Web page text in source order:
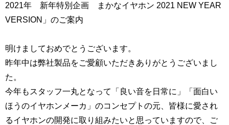
2021年 新年特別企画 まかなイヤホン 2021 NEW YEAR
VERSION」のご案内
明けましておめでとうございます。
昨年中は弊社製品をご愛顧いただきありがとうございまし
た。
今年もスタッフ一丸となって「良い音を日常に」「面白い
ほうのイヤホンメーカ」のコンセプトの元、皆様に愛され
るイヤホンの開発に取り組みたいと思っていますので、ご